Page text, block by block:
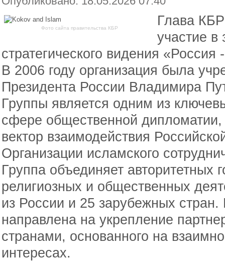
Фото сайта правительства КБР
Глава
участие в
стратегического видения
В 2006 году организация была
Президента России Владимира
Группы является одним из
сфере общественной дипломатии,
вектор взаимодействия
Организации исламского
Группа объединяет авторитетных
религиозных и общественных
из России и 25 зарубежных
направлена на укрепление
странами, основанного на
интересах.